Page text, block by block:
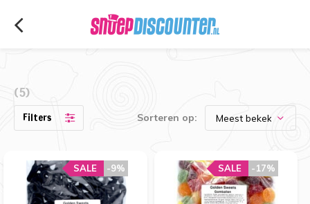
(5)
Filters Sorteren op:
-9%
SALE -17%
SALE